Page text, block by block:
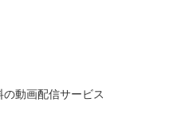
動画配信サービス